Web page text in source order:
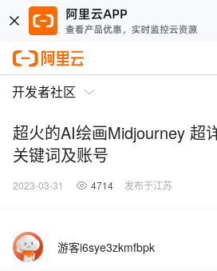
开发者社区
超火的AI绘画Midjourney 超
关键词及账号
2023-03-31 4714 发布于江苏
游客i6sye3zkmfbpk